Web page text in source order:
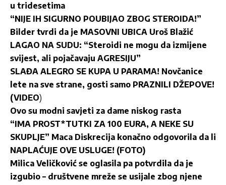
u tridesetima
“NIJE IH SIGURNO POUBIJAO ZBOG STEROIDA!”
Bilder tvrdi da je MASOVNI UBICA Uroš Blažić
LAGAO NA SUDU: “Steroidi ne mogu da izmijene
svijest, ali pojačavaju AGRESIJU”
SLAĐA ALEGRO SE KUPA U PARAMA! Novčanice
lete na sve strane, gosti samo PRAZNILI DŽEPOVE!
(VIDEO)
Ovo su modni savjeti za dame niskog rasta
“IMA PROST*TUTKI ZA 100 EURA, A NEKE SU
SKUPLJE” Maca Diskrecija konačno odgovorila da li
NAPLAĆUJE OVE USLUGE! (FOTO)
Milica Veličković se oglasila pa potvrdila da je
izgubio – društvene mreže se usijale zbog njene